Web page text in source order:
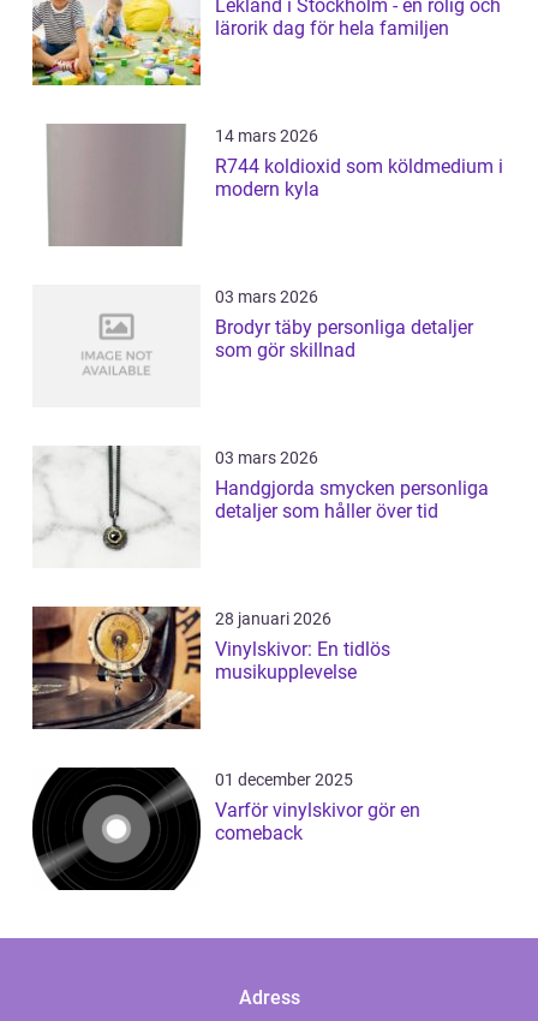
Lekland i Stockholm - en rolig och
lärorik dag för hela familjen
14 mars 2026
R744 koldioxid som köldmedium i
modern kyla
03 mars 2026
Brodyr täby personliga detaljer
som gör skillnad
03 mars 2026
Handgjorda smycken personliga
detaljer som håller över tid
28 januari 2026
Vinylskivor: En tidlös
musikupplevelse
01 december 2025
Varför vinylskivor gör en
comeback
Adress